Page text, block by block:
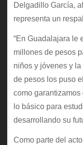
Delgadillo García,
representa un
“En Guadalajara le
millones de pesos
niños y jóvenes y
de pesos los puso
como
lo básico para
desarrollando su
Como parte del